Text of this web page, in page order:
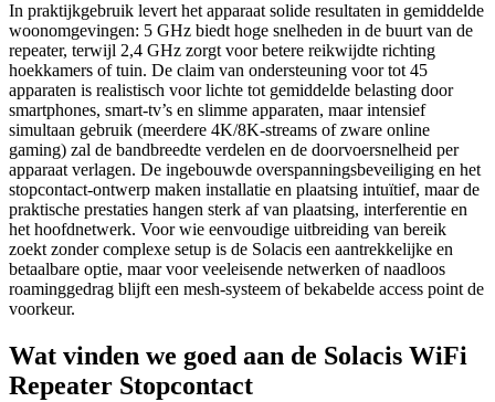
In praktijkgebruik levert het apparaat solide resultaten in gemiddelde
woonomgevingen: 5 GHz biedt hoge snelheden in de buurt van de
repeater, terwijl 2,4 GHz zorgt voor betere reikwijdte richting
hoekkamers of tuin. De claim van ondersteuning voor tot 45
apparaten is realistisch voor lichte tot gemiddelde belasting door
smartphones, smart-tv’s en slimme apparaten, maar intensief
simultaan gebruik (meerdere 4K/8K-streams of zware online
gaming) zal de bandbreedte verdelen en de doorvoersnelheid per
apparaat verlagen. De ingebouwde overspanningsbeveiliging en het
stopcontact-ontwerp maken installatie en plaatsing intuïtief, maar de
praktische prestaties hangen sterk af van plaatsing, interferentie en
het hoofdnetwerk. Voor wie eenvoudige uitbreiding van bereik
zoekt zonder complexe setup is de Solacis een aantrekkelijke en
betaalbare optie, maar voor veeleisende netwerken of naadloos
roaminggedrag blijft een mesh-systeem of bekabelde access point de
voorkeur.
Wat vinden we goed aan de Solacis WiFi
Repeater Stopcontact